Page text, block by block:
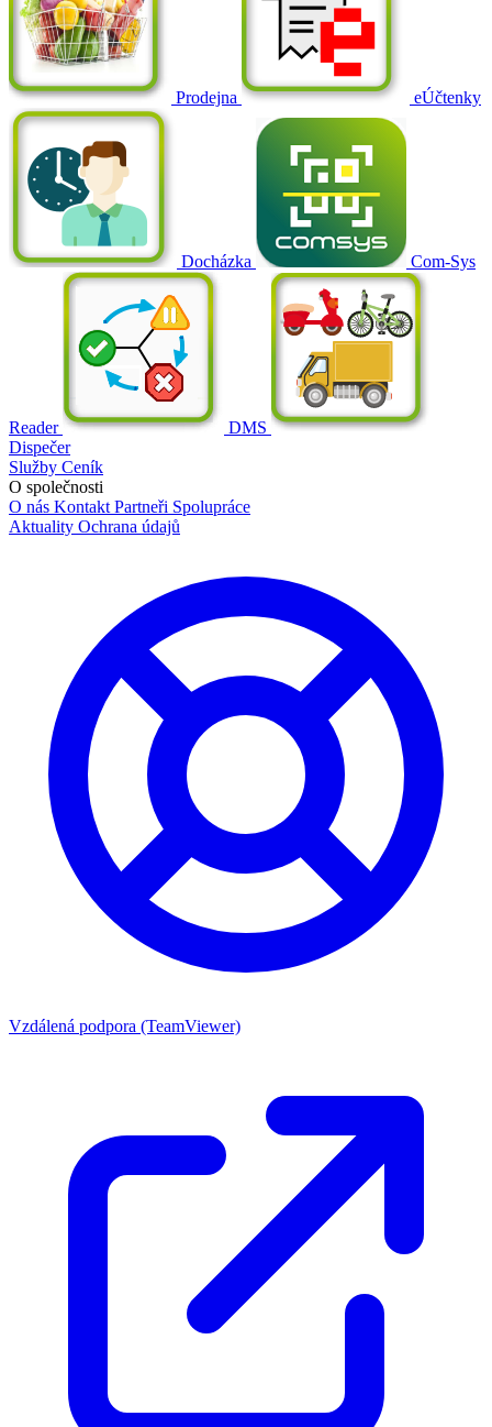
Prodejna eÚčtenky
Docházka Com-Sys
Reader
DMS
Dispečer
Služby Ceník
O společnosti
O nás Kontakt Partneři Spolupráce
Aktuality Ochrana údajů
Vzdálená podpora (TeamViewer)